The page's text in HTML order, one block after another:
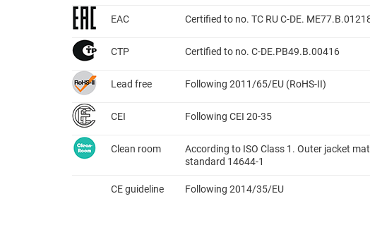
EAC Certified to no. TC RU C-DE.
CTP Certified to no. C-DE.PB49.B.00416
Lead free Following 2011/65/EU (RoHS-II)
CEI Following CEI 20-35
Clean room
According to ISO Class 1. Outer jacket
standard 14644-1
CE guideline Following 2014/35/EU